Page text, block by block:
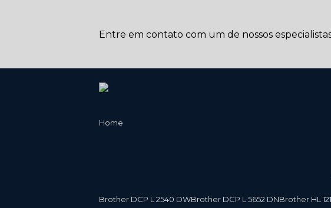
Entre em contato com um de nossos
Home
Brother DCP L 2540 DW Brother DCP L 5652 DN Brother HL